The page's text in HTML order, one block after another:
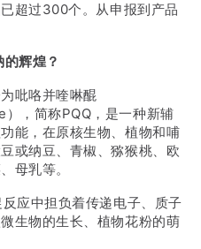
超过300个。从申报到产品
辉煌？
吡咯并喹啉醌
，简称PQQ，是一种新辅
能，在原核生物、植物和哺
或纳豆、青椒、猕猴桃、欧
母乳等。
应中担负着传递电子、质子
生物的生长、植物花粉的萌